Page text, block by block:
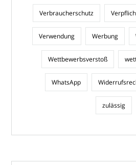
Verbraucherschutz
Verwendung Werbung
Wettbewerbsverstoß
WhatsApp
zulässig